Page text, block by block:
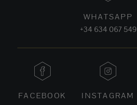
WHATSAPP
+34 634 067 549
FACEBOOK INSTAGRAM